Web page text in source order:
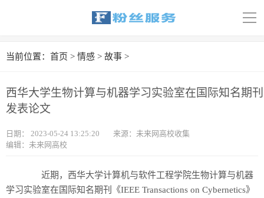
导
首页
娱乐
汽车
财经
当前位置： 首页 > 情感 > 故事 >
西华大学生物计算与机器学习实验室在国际知名期刊
发表论文
日期： 2023-05-24 13:25:20
来源：未来网高校收集
编辑：未来网高校
近期，西华大学计算机与软件工程学院生物计算与机器
学习实验室在国际知名期刊《IEEE Transactions on Cybernetics》